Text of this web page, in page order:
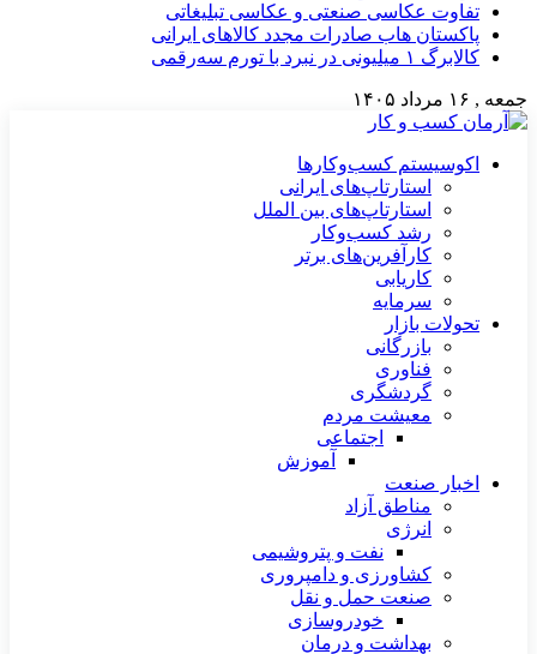
تفاوت عکاسی صنعتی و عکاسی تبلیغاتی
پاکستان هاب صادرات مجدد کالاهای ایرانی
کالابرگ ۱ میلیونی در نبرد با تورم سه‌رقمی
جمعه , ۱۶ مرداد ۱۴۰۵
اکوسیستم کسب‌وکارها
استارتاپ‌های ایرانی
استارتاپ‌های بین الملل
رشد کسب‌وکار
کارآفرین‌های برتر
کاریابی
سرمایه
تحولات بازار
بازرگانی
فناوری
گردشگری
معیشت مردم
اجتماعی
آموزش
اخبار صنعت
مناطق آزاد
انرژی
نفت و پتروشیمی
کشاورزی و دامپروری
صنعت حمل و نقل
خودروسازی
بهداشت و درمان